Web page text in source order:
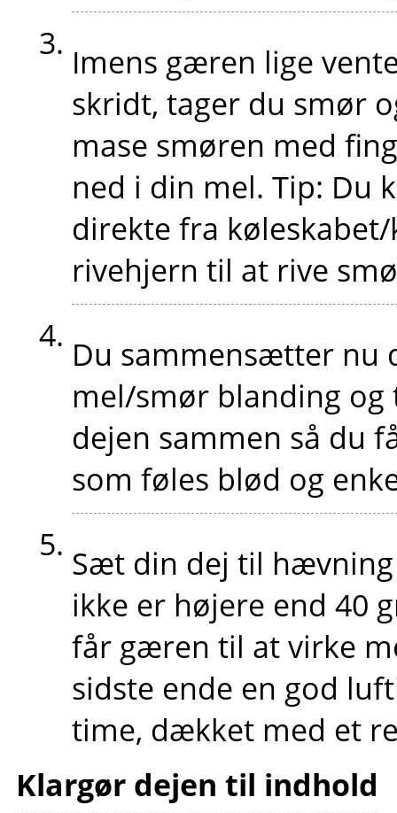
Imens gæren lige
skridt, tager du smør
mase smøren med
ned i din mel. Tip: Du
direkte fra
rivehjern til at rive
Du sammensætter
mel/smør blanding
dejen sammen så du
som føles blød og
Sæt din dej til
ikke er højere end 40
får gæren til at virke
sidste ende en god
time, dækket med et
Klargør dejen til indhold